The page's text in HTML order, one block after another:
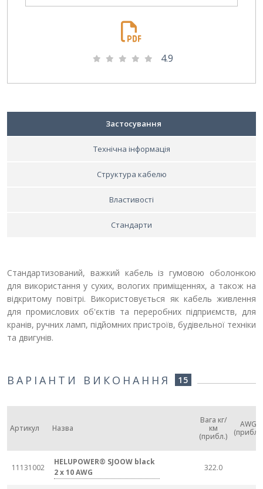
4.9
Застосування
Технічна інформація
Структура кабелю
Властивості
Стандарти
Стандартизований, важкий кабель із гумовою оболонкою
для використання у сухих, вологих приміщеннях, а також на
відкритому повітрі. Використовується як кабель живлення
для промислових об'єктів та переробних підприємств, для
кранів, ручних ламп, підйомних пристроїв, будівельної техніки
та двигунів.
ВАРІАНТИ ВИКОНАННЯ 15
Артикул Назва
Вага кг/
км
(прибл.)
AWG
(прибл.)
11131002
HELUPOWER® SJOOW black
2 x 10 AWG
322.0